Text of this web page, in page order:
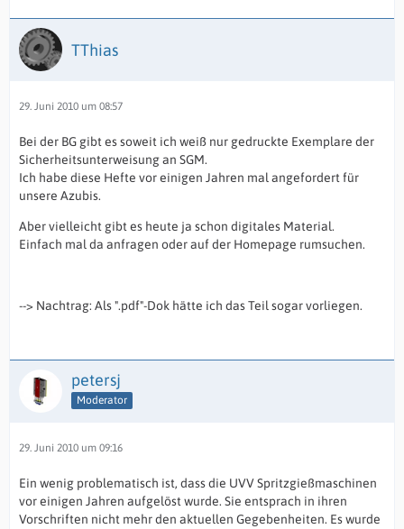
TThias
29. Juni 2010 um 08:57
Bei der BG gibt es soweit ich weiß nur gedruckte Exemplare der
Sicherheitsunterweisung an SGM.
Ich habe diese Hefte vor einigen Jahren mal angefordert für
unsere Azubis.
Aber vielleicht gibt es heute ja schon digitales Material.
Einfach mal da anfragen oder auf der Homepage rumsuchen.
--> Nachtrag: Als ".pdf"-Dok hätte ich das Teil sogar vorliegen.
petersj
Moderator
29. Juni 2010 um 09:16
Ein wenig problematisch ist, dass die UVV Spritzgießmaschinen
vor einigen Jahren aufgelöst wurde. Sie entsprach in ihren
Vorschriften nicht mehr den aktuellen Gegebenheiten. Es wurde